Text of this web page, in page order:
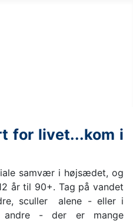
for livet...kom i
samvær i højsædet, og
år til 90+. Tag på vandet
sculler alene - eller i
- der er mange